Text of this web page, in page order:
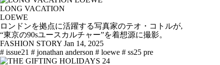
LONG VACATION
LOEWE
ロンドンを拠点に活躍する写真家のテオ・コトルが,
“東京の90sユースカルチャー”を着想源に撮影。
FASHION STORY Jan 14, 2025
# issue21 # jonathan anderson # loewe # ss25 pre